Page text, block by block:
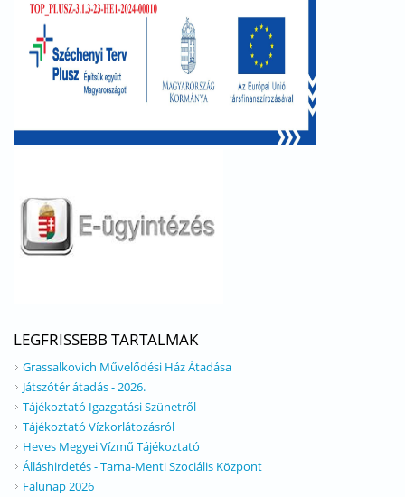
LEGFRISSEBB TARTALMAK
Grassalkovich Művelődési Ház Átadása
Játszótér átadás - 2026.
Tájékoztató Igazgatási Szünetről
Tájékoztató Vízkorlátozásról
Heves Megyei Vízmű Tájékoztató
Álláshirdetés - Tarna-Menti Szociális Központ
Falunap 2026